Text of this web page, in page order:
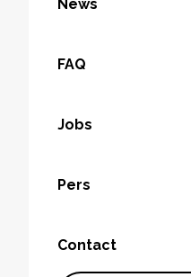
News
FAQ
Jobs
Pers
Contact